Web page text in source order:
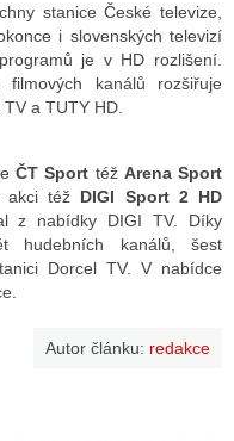
stanice České televize,
i slovenských televizí
je v HD rozlišení.
kanálů rozšiřuje
a TUTY HD.
ČT Sport též Arena Sport
též DIGI Sport 2 HD
z nabídky DIGI TV. Díky
hudebních kanálů, šest
Dorcel TV. V nabídce
Autor článku: redakce